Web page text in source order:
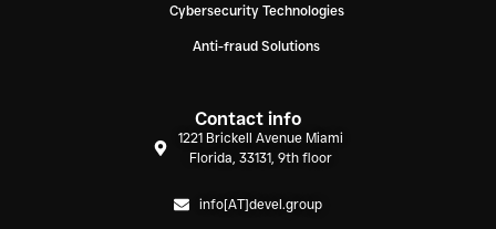
Cybersecurity Technologies
Anti-fraud Solutions
Contact info
1221 Brickell Avenue Miami
Florida, 33131, 9th floor
info[AT]devel.group